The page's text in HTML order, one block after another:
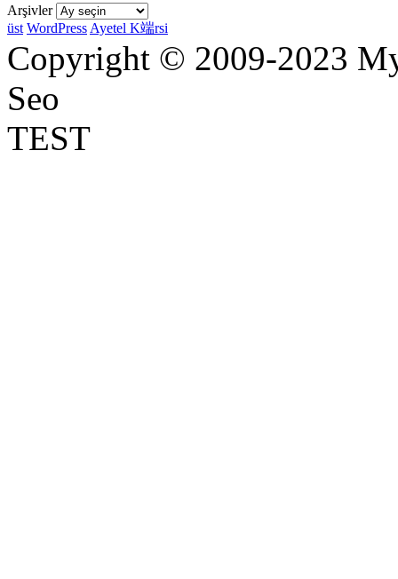
Arşivler
üst WordPress Ayetel K端rsi
Copyright © 2009-2023
Seo
TEST